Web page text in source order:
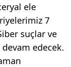
ele
7
suçlar ve
edecek.